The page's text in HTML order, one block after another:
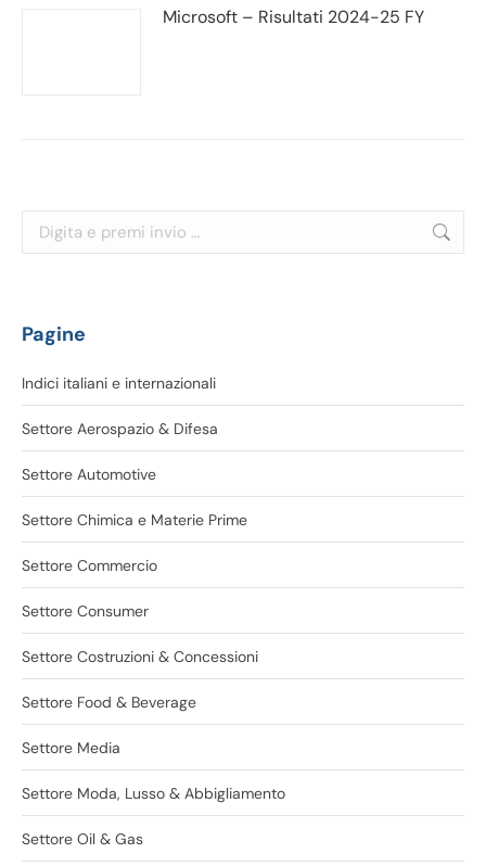
Microsoft – Risultati 2024-25 FY
Cerca:
Pagine
Indici italiani e internazionali
Settore Aerospazio & Difesa
Settore Automotive
Settore Chimica e Materie Prime
Settore Commercio
Settore Consumer
Settore Costruzioni & Concessioni
Settore Food & Beverage
Settore Media
Settore Moda, Lusso & Abbigliamento
Settore Oil & Gas